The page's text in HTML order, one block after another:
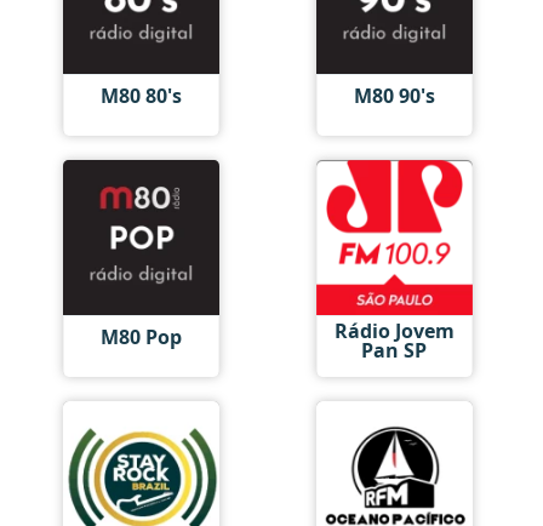
M80 80's M80 90's
M80 Pop Rádio Jovem
Pan SP